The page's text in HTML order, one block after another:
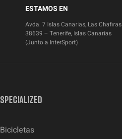
ESTAMOS EN
Avda. 7 Islas Canarias, Las Chafiras
38639 – Tenerife, Islas Canarias
(Junto a InterSport)
SPECIALIZED
Bicicletas